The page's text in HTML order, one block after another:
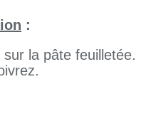
:
la pâte feuilletée.